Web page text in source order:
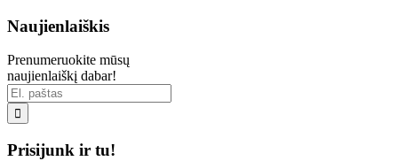
Naujienlaiškis
Prenumeruokite mūsų
naujienlaiškį dabar!

Prisijunk ir tu!